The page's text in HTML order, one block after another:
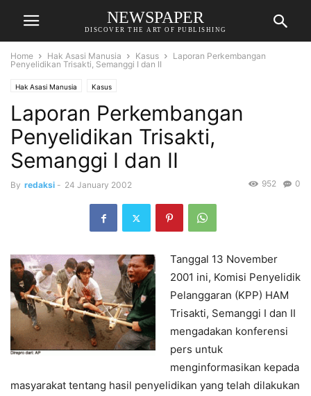
NEWSPAPER
DISCOVER THE ART OF PUBLISHING
Home Hak Asasi Manusia Kasus
Laporan Perkembangan
Penyelidikan Trisakti, Semanggi I dan II
Hak Asasi Manusia Kasus
Laporan Perkembangan
Penyelidikan Trisakti,
Semanggi I dan II
By redaksi - 24 January 2002 0
952
Tanggal 13 November
2001 ini, Komisi Penyelidik
Pelanggaran (KPP) HAM
Trisakti, Semanggi I dan II
mengadakan konferensi
pers untuk
menginformasikan kepada
masyarakat tentang hasil penyelidikan yang telah dilakukan